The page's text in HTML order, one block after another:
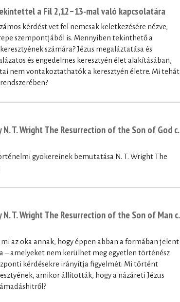
a Fil 2,12–13-mal való kapcsolatára
kérdést vet fel nemcsak keletkezésére nézve,
szempontjából is. Mennyiben tekinthető a
számára? Jézus megaláztatása és
és engedelmes keresztyén élet alakításában,
nem vontakoztathatók a keresztyén életre. Mi tehát
T. Wright The Resurrection of the Son of God c.
gyökereinek bemutatása N. T. Wright The
T. Wright The Resurrection of the Son of Man c.
az oka annak, hogy éppen abban a formában jelent
– amelyeket nem kerülhet meg egyetlen történész
kérdésekre irányítja figyelmét: Mi történt
amikor állították, hogy a názáreti Jézus